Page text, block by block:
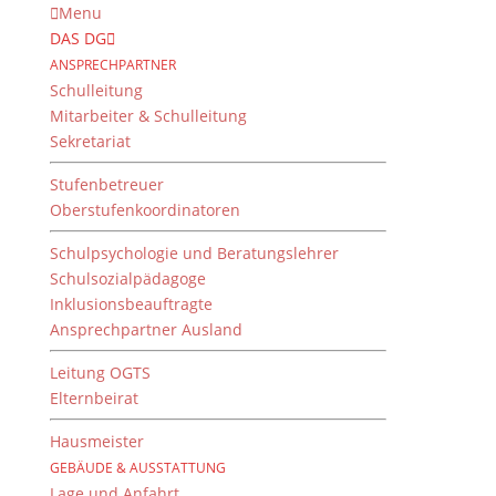
Menu
DAS DG
ANSPRECHPARTNER
Schulleitung
Mitarbeiter & Schulleitung
Sekretariat
Stufenbetreuer
Oberstufenkoordinatoren
Schulpsychologie und Beratungslehrer
Schulsozialpädagoge
Inklusionsbeauftragte
Ansprechpartner Ausland
Leitung OGTS
Elternbeirat
Hausmeister
GEBÄUDE & AUSSTATTUNG
Erinnerung an den 9.
November 1938
(„Reichspogromnacht“)
vonDientzenhofer-Gymnasium